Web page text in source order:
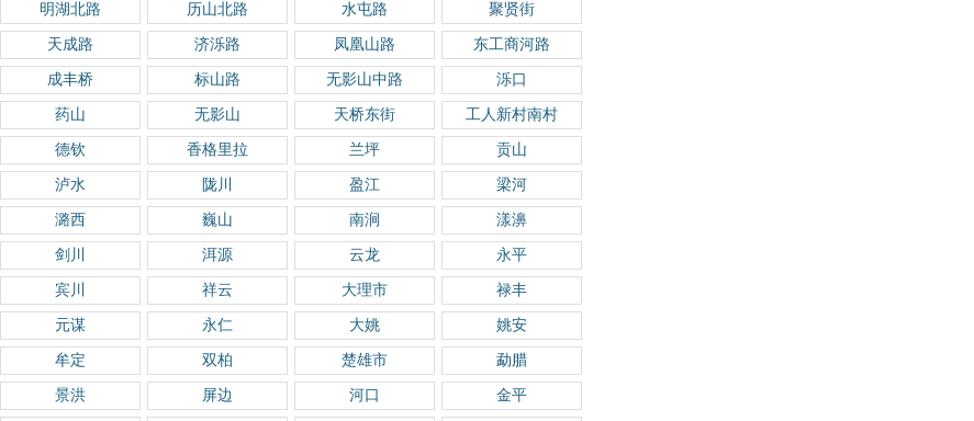
明湖北路 历山北路 水屯路 聚贤街
天成路 济泺路 凤凰山路 东工商河路
成丰桥 标山路 无影山中路 泺口
药山 无影山 天桥东街 工人新村南村
德钦 香格里拉 兰坪 贡山
泸水 陇川 盈江 梁河
潞西 巍山 南涧 漾濞
剑川 洱源 云龙 永平
宾川 祥云 大理市 禄丰
元谋 永仁 大姚 姚安
牟定 双柏 楚雄市 勐腊
景洪 屏边 河口 金平